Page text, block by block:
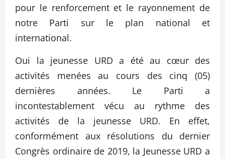
pour le renforcement et le rayonnement de
notre Parti sur le plan national et
international.
Oui la jeunesse URD a été au cœur des
activités menées au cours des cinq (05)
dernières années. Le Parti a
incontestablement vécu au rythme des
activités de la jeunesse URD. En effet,
conformément aux résolutions du dernier
Congrès ordinaire de 2019, la Jeunesse URD a